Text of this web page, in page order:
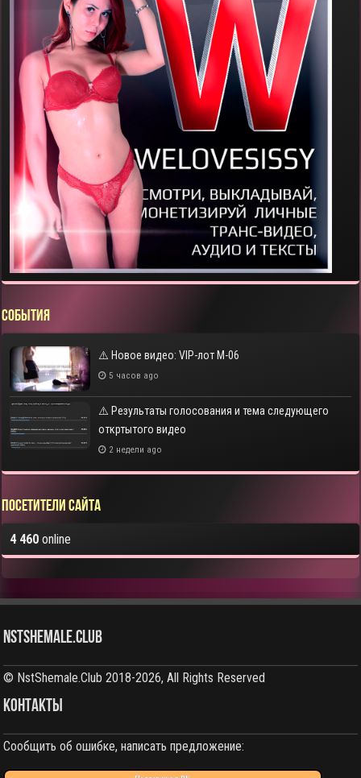
СОБЫТИЯ
⚠️ Новое видео: VIP-лот M-06
5 часов ago
⚠️ Результаты голосования и тема следующего
откртытого видео
2 недели ago
Посетители сайта
4 460 online
NstShemale.Club
© NstShemale.Club 2018-2026, All Rights Reserved
КОНТАКТЫ
Сообщить об ошибке, написать предложение: